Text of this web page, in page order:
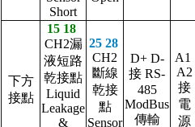
Short
下方
接點
15 18
CH2漏
液短路
乾接點
Liquid
Leakage
&
25 28
CH2
斷線
乾接
點
Sensor
D+ D-
接 RS-
485
ModBus
傳輸
A1
A2
接
電
源